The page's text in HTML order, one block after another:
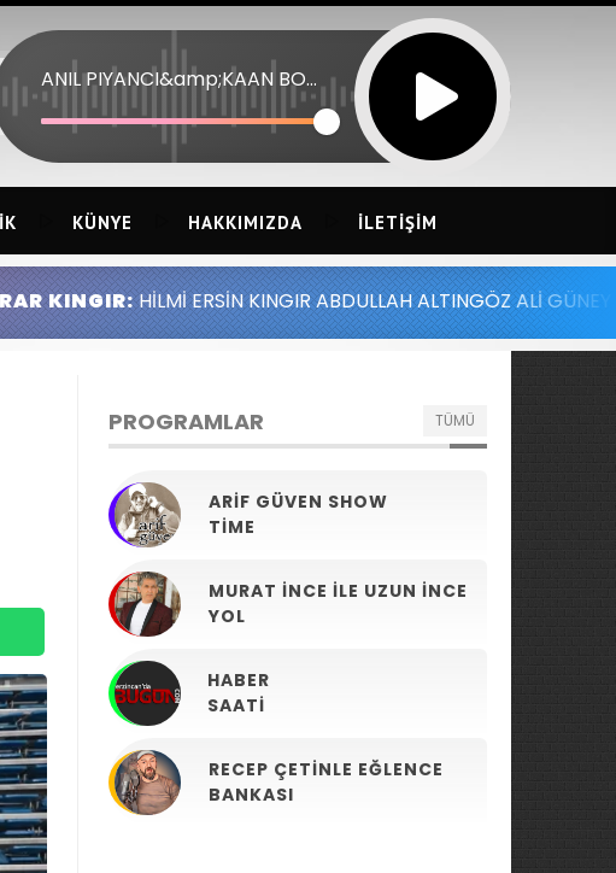
ANIL PIYANCI&amp;KAAN BOSNAK 21 - GOKLERDE SUZULURKEN
KÜNYE HAKKIMIZDA İLETIŞIM
ERSİN KINGIR ABDULLAH ALTINGÖZ ALİ GÜNEY MELİH YILMAZ
PROGRAMLAR TÜMÜ
ARIF GÜVEN SHOW
TIME
MURAT İNCE ILE UZUN İNCE
YOL
HABER
SAATI
RECEP ÇETINLE EĞLENCE
BANKASI